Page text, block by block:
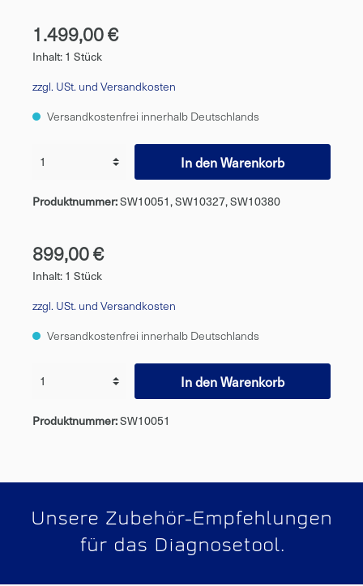
1.499,00 €
Inhalt:1 Stück
zzgl. USt. und Versandkosten
Versandkostenfrei innerhalb Deutschlands
In den Warenkorb
Produktnummer:SW10051, SW10327, SW10380
899,00 €
Inhalt:1 Stück
zzgl. USt. und Versandkosten
Versandkostenfrei innerhalb Deutschlands
In den Warenkorb
Produktnummer:SW10051
Unsere Zubehör-Empfehlungen
für das Diagnosetool.